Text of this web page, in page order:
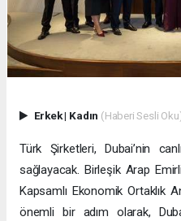
Erkek| Kadın (Haberi Sesli
Türk Şirketleri, Dubai’nin
sağlayacak. Birleşik Arap
Kapsamlı Ekonomik Ortaklık
önemli bir adım olarak,